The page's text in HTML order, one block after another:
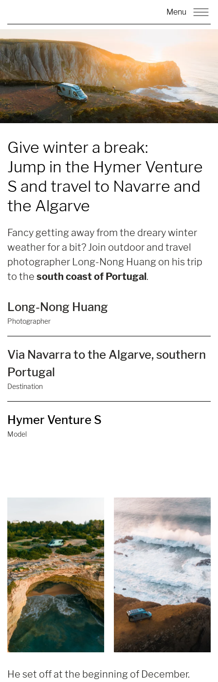
Menu
Give winter a break:
Jump in the Hymer Venture
S and travel to Navarre and
the Algarve
Fancy getting away from the dreary winter
weather for a bit? Join outdoor and travel
photographer Long-Nong Huang on his trip
to the south coast of Portugal.
Long-Nong Huang
Photographer
Destination
Via Navarra to the Algarve, southern
Portugal
Model
Hymer Venture S
He set off at the beginning of December.